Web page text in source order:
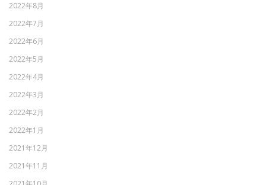
2022年8月
2022年7月
2022年6月
2022年5月
2022年4月
2022年3月
2022年2月
2022年1月
2021年12月
2021年11月